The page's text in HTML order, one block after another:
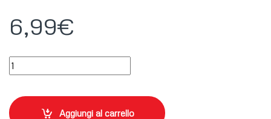
6,99€
LILLI CAVO C-TYPE BIANCO 2mt quantity
Aggiungi al carrello